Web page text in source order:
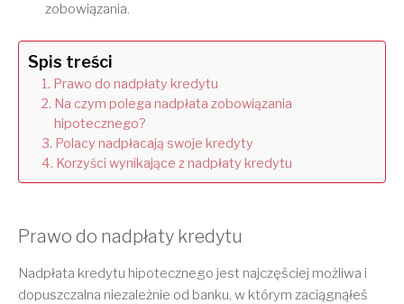
zobowiązania.
Spis treści
Prawo do nadpłaty kredytu
Na czym polega nadpłata zobowiązania
hipotecznego?
Polacy nadpłacają swoje kredyty
Korzyści wynikające z nadpłaty kredytu
Prawo do nadpłaty kredytu
Nadpłata kredytu hipotecznego jest najczęściej możliwa i
dopuszczalna niezależnie od banku, w którym zaciągnąłeś